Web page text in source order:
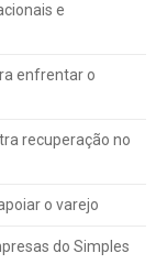
e
enfrentar o
recuperação no
o varejo
do Simples